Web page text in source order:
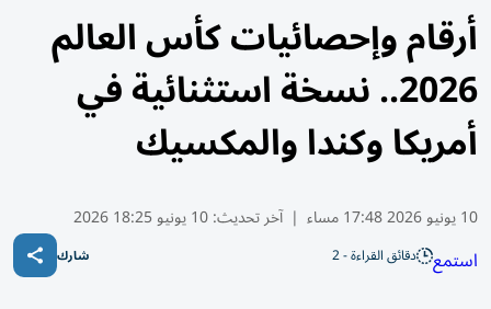
أرقام وإحصائيات كأس العالم
2026.. نسخة استثنائية في
أمريكا وكندا والمكسيك
10 يونيو 2026 17:48 مساء | آخر تحديث:10 يونيو 18:25 2026
استمع دقائق القراءة - 2 شارك